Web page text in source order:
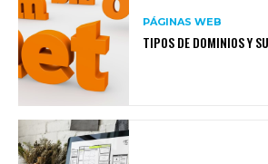
PÁGINAS WEB
TIPOS DE DOMINIOS Y